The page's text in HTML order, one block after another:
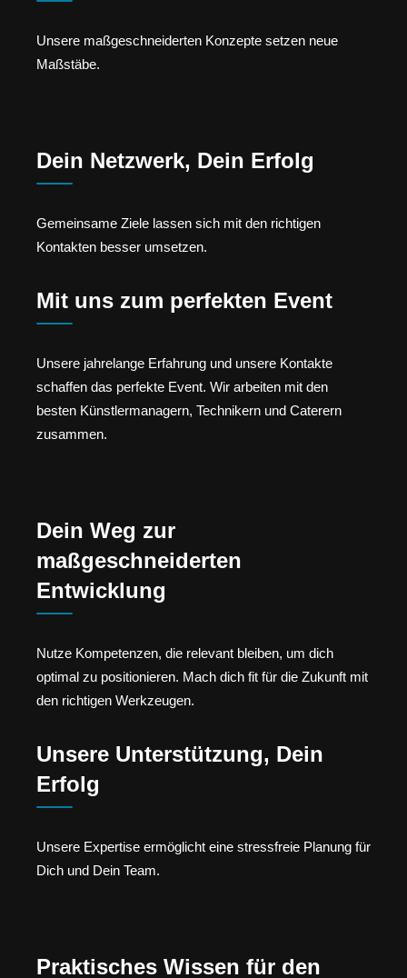
Unsere maßgeschneiderten Konzepte setzen neue
Maßstäbe.
Dein Netzwerk, Dein Erfolg
Gemeinsame Ziele lassen sich mit den richtigen
Kontakten besser umsetzen.
Mit uns zum perfekten Event
Unsere jahrelange Erfahrung und unsere Kontakte
schaffen das perfekte Event. Wir arbeiten mit den
besten Künstlermanagern, Technikern und Caterern
zusammen.
Dein Weg zur
maßgeschneiderten
Entwicklung
Nutze Kompetenzen, die relevant bleiben, um dich
optimal zu positionieren. Mach dich fit für die Zukunft mit
den richtigen Werkzeugen.
Unsere Unterstützung, Dein
Erfolg
Unsere Expertise ermöglicht eine stressfreie Planung für
Dich und Dein Team.
Praktisches Wissen für den